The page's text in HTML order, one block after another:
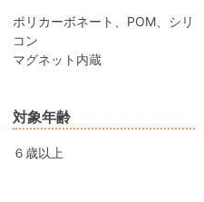
ポリカーボネート、POM、シリ
コン
マグネット内蔵
対象年齢
６歳以上